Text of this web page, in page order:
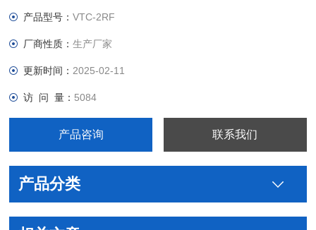
产品型号：VTC-2RF
厂商性质：生产厂家
更新时间： 2025-02-11
访 问 量： 5084
产品咨询 联系我们
产品分类